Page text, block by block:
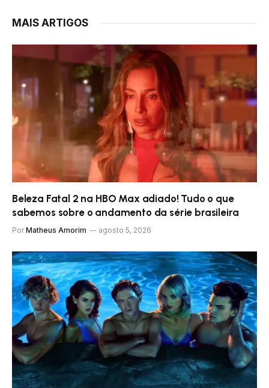
MAIS ARTIGOS
Beleza Fatal 2 na HBO Max adiado! Tudo o que
sabemos sobre o andamento da série brasileira
Por Matheus Amorim agosto 5, 2026